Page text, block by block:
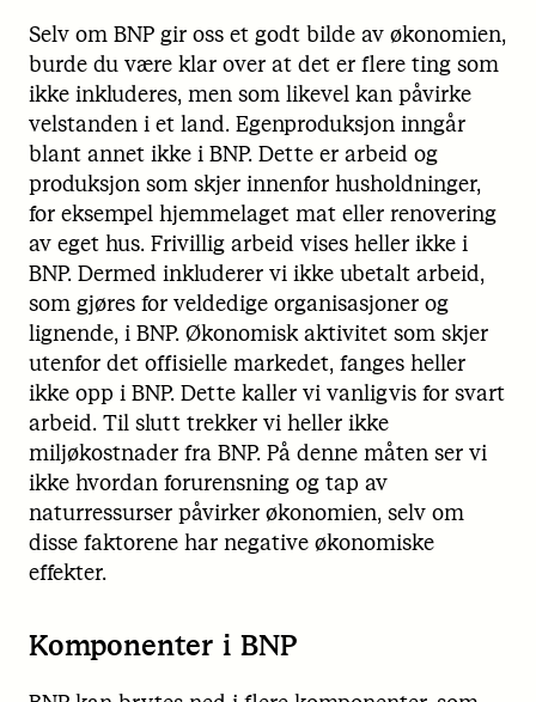
Selv om BNP gir oss et godt bilde av økonomien,
burde du være klar over at det er flere ting som
ikke inkluderes, men som likevel kan påvirke
velstanden i et land. Egenproduksjon inngår
blant annet ikke i BNP. Dette er arbeid og
produksjon som skjer innenfor husholdninger,
for eksempel hjemmelaget mat eller renovering
av eget hus. Frivillig arbeid vises heller ikke i
BNP. Dermed inkluderer vi ikke ubetalt arbeid,
som gjøres for veldedige organisasjoner og
lignende, i BNP. Økonomisk aktivitet som skjer
utenfor det offisielle markedet, fanges heller
ikke opp i BNP. Dette kaller vi vanligvis for svart
arbeid. Til slutt trekker vi heller ikke
miljøkostnader fra BNP. På denne måten ser vi
ikke hvordan forurensning og tap av
naturressurser påvirker økonomien, selv om
disse faktorene har negative økonomiske
effekter.
Komponenter i BNP